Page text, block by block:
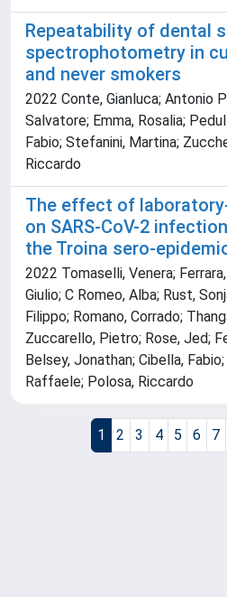
Repeatability of dental
spectrophotometry in
and never smokers
2022 Conte, Gianluca; Antonio
Salvatore; Emma, Rosalia;
Fabio; Stefanini, Martina;
Riccardo
The effect of
on SARS-CoV-2
the Troina sero-
2022 Tomaselli, Venera;
Giulio; C Romeo, Alba; Rust,
Filippo; Romano, Corrado;
Zuccarello, Pietro; Rose, Jed;
Belsey, Jonathan; Cibella, Fabio;
Raffaele; Polosa, Riccardo
1 2 3 4 5 6 7